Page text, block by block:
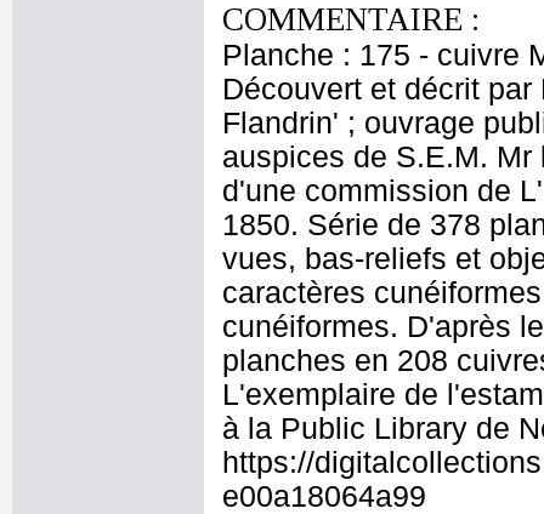
COMMENTAIRE :
Planche : 175 - cuivre
Découvert et décrit
Flandrin' ; ouvrage
auspices de S.E.M.
d'une commission de
1850. Série de 378
vues, bas-reliefs et
caractères
cunéiformes. D'après
planches en 208
L'exemplaire de
à la Public Library de
https://
e00a18064a99